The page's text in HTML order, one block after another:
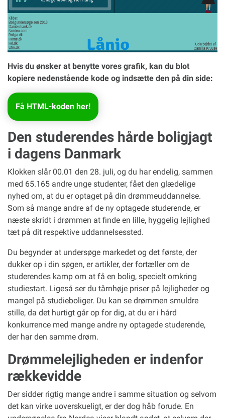
Hvis du ønsker at benytte vores grafik, kan du blot
kopiere nedenstående kode og indsætte den på din side:
Få HTML-koden her!
Den studerendes hårde boligjagt
i dagens Danmark
Klokken slår 00.01 den 28. juli, og du har endelig, sammen
med 65.165 andre unge studenter, fået den glædelige
nyhed om, at du er optaget på din drømmeuddannelse.
Som så mange andre af de ny optagede studerende, er
næste skridt i drømmen at finde en lille, hyggelig lejlighed
tæt på dit respektive uddannelsessted.
Du begynder at undersøge markedet og det første, der
dukker op i din søgen, er artikler, der fortæller om de
studerendes kamp om at få en bolig, specielt omkring
studiestart. Ligeså ser du tårnhøje priser på lejligheder og
mangel på studieboliger. Du kan se drømmen smuldre
stille, da det hurtigt går op for dig, at du er i hård
konkurrence med mange andre ny optagede studerende,
der har den samme drøm.
Drømmelejligheden er indenfor
rækkevidde
Der sidder rigtig mange andre i samme situation og selvom
det kan virke uoverskueligt, er der dog håb forude. En